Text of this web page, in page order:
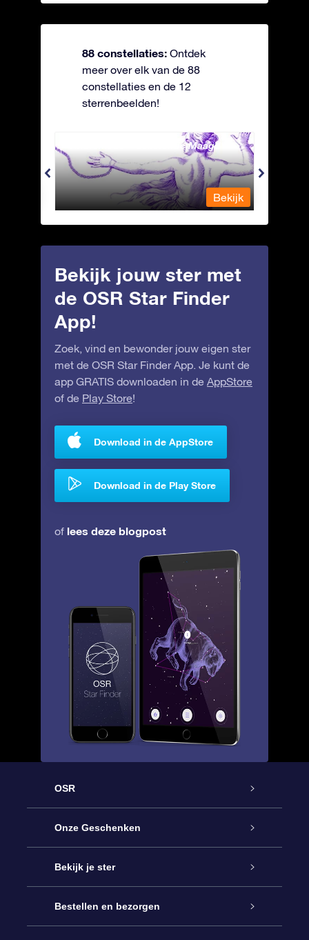
88 constellaties: Ontdek
meer over elk van de 88
constellaties en de 12
sterrenbeelden!
Andromeda - Geketende Maagd
Bekijk
Bekijk jouw ster met
de OSR Star Finder
App!
Zoek, vind en bewonder jouw eigen ster
met de OSR Star Finder App. Je kunt de
app GRATIS downloaden in de AppStore
of de Play Store!
Download in de AppStore
Download in de Play Store
of lees deze blogpost
OSR
Service
Contact
Blog
Onze Geschenken
Online Star Gift
OSR Cadeaupakket
Bekijk je ster
Sterrenregister
Bestellen en bezorgen